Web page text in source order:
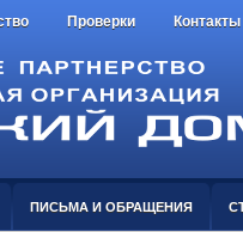
Проверки Контакты
ПИСЬМА И ОБРАЩЕНИЯ